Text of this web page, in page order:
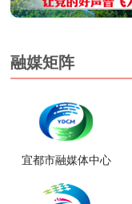
融媒矩阵
宜都市融媒体中心